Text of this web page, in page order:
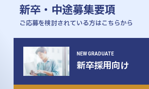
新卒・中途募集要項
ご応募を検討されている方はこちらから
NEW GRADUATE
新卒採用向け